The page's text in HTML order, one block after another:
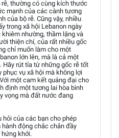
thường có cùng kích thước
mạnh của các cành tương
của bộ rễ. Cũng vậy, nhiều
trong xã hội Lebanon ngày
nhường, thầm lặng và
thiện chí, của rất nhiều gốc
chỉ muốn làm cho một
lớn lên, mà là cả một
Hãy rút tỉa từ những gốc rễ tốt
vụ xã hội mà không lợi
một cam kết quảng đại cho
định một tương lai hòa bình
vọng mà đất nước đang
hỏi của các bạn cho phép
động chắc chắn đầy
khởi.